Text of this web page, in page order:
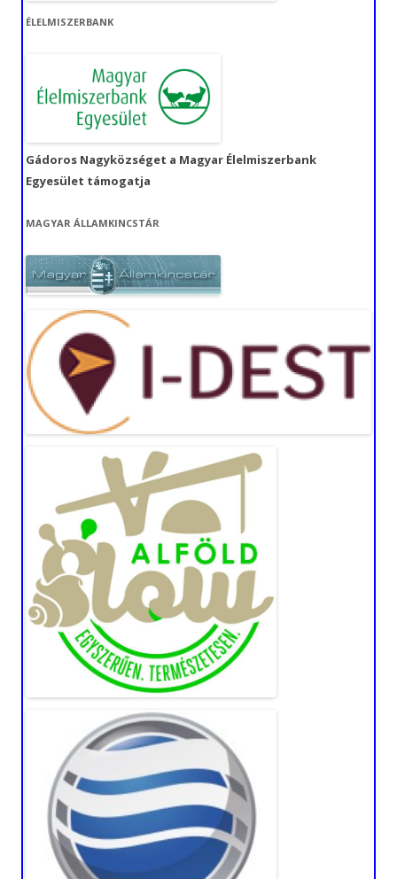
ÉLELMISZERBANK
Gádoros Nagyközséget a Magyar Élelmiszerbank
Egyesület támogatja
MAGYAR ÁLLAMKINCSTÁR